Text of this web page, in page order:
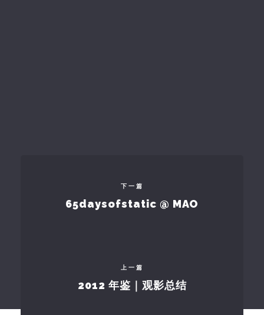
下一篇
65daysofstatic @ MAO
上一篇
2012 年鉴｜观影总结